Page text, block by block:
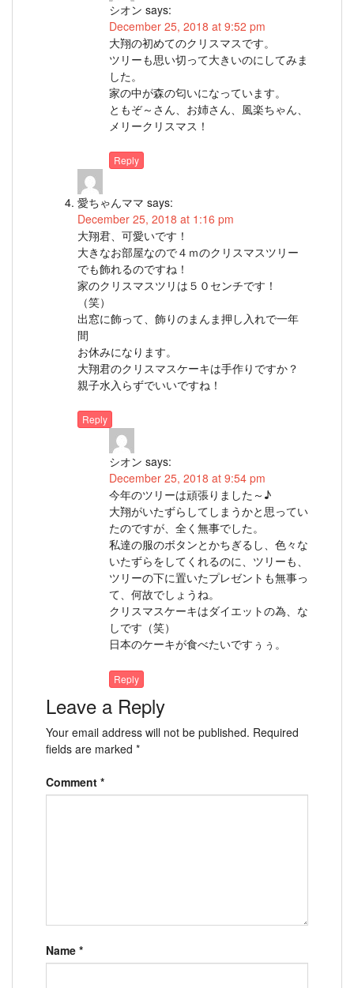
シオン says:
December 25, 2018 at 9:52 pm
大翔の初めてのクリスマスです。
ツリーも思い切って大きいのにしてみま
した。
家の中が森の匂いになっています。
ともぞ～さん、お姉さん、風楽ちゃん、
メリークリスマス！
Reply
愛ちゃんママ says:
December 25, 2018 at 1:16 pm
大翔君、可愛いです！
大きなお部屋なので４ｍのクリスマスツリー
でも飾れるのですね！
家のクリスマスツリは５０センチです！
（笑）
出窓に飾って、飾りのまんま押し入れで一年
間
お休みになります。
大翔君のクリスマスケーキは手作りですか？
親子水入らずでいいですね！
Reply
シオン says:
December 25, 2018 at 9:54 pm
今年のツリーは頑張りました～♪
大翔がいたずらしてしまうかと思ってい
たのですが、全く無事でした。
私達の服のボタンとかちぎるし、色々な
いたずらをしてくれるのに、ツリーも、
ツリーの下に置いたプレゼントも無事っ
て、何故でしょうね。
クリスマスケーキはダイエットの為、な
しです（笑）
日本のケーキが食べたいですぅぅ。
Reply
Leave a Reply
Your email address will not be published. Required
fields are marked *
Comment *
Name *